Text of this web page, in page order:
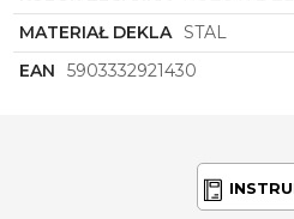
MATERIAŁ DEKLA STAL
EAN
5903332921430